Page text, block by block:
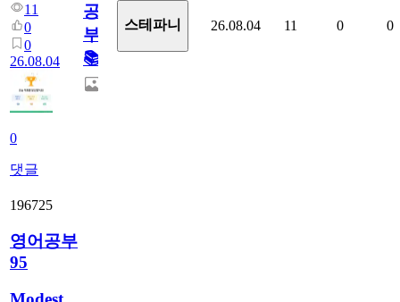
11
0
0
26.08.04
0
댓글
공
부!
📚
스테파니 26.08.04 11 0 0
196725
영어공부
95